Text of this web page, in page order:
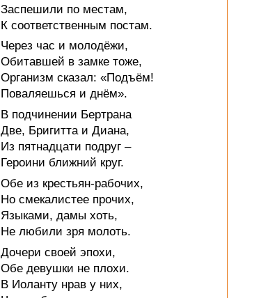
Заспешили по местам,
К соответственным постам.
Через час и молодёжи,
Обитавшей в замке тоже,
Организм сказал: «Подъём!
Поваляешься и днём».
В подчинении Бертрана
Две, Бригитта и Диана,
Из пятнадцати подруг –
Героини ближний круг.
Обе из крестьян-рабочих,
Но смекалистее прочих,
Языками, дамы хоть,
Не любили зря молоть.
Дочери своей эпохи,
Обе девушки не плохи.
В Иоланту нрав у них,